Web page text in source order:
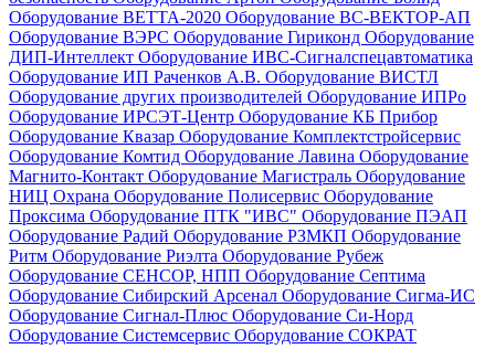
Оборудование ВЕТТА-2020 Оборудование ВС-ВЕКТОР-АП
Оборудование ВЭРС Оборудование Гириконд Оборудование
ДИП-Интеллект Оборудование ИВС-Сигналспецавтоматика
Оборудование ИП Раченков А.В. Оборудование ВИСТЛ
Оборудование других производителей Оборудование ИПРо
Оборудование ИРСЭТ-Центр Оборудование КБ Прибор
Оборудование Квазар Оборудование Комплектстройсервис
Оборудование Комтид Оборудование Лавина Оборудование
Магнито-Контакт Оборудование Магистраль Оборудование
НИЦ Охрана Оборудование Полисервис Оборудование
Проксима Оборудование ПТК "ИВС" Оборудование ПЭАП
Оборудование Радий Оборудование РЗМКП Оборудование
Ритм Оборудование Риэлта Оборудование Рубеж
Оборудование СЕНСОР, НПП Оборудование Септима
Оборудование Сибирский Арсенал Оборудование Сигма-ИС
Оборудование Сигнал-Плюс Оборудование Си-Норд
Оборудование Системсервис Оборудование СОКРАТ